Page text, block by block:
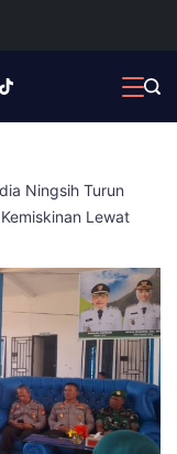
Ningsih Turun
Lewat